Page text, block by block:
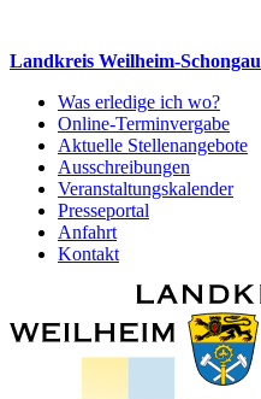
Landkreis Weilheim-Schongau
Was erledige ich wo?
Online-Terminvergabe
Aktuelle Stellenangebote
Ausschreibungen
Veranstaltungskalender
Presseportal
Anfahrt
Kontakt